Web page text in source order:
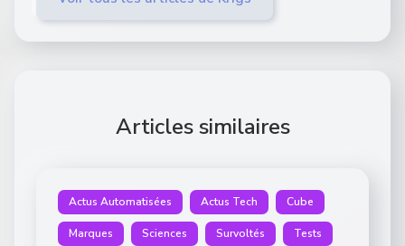
Articles similaires
Actus Automatisées Actus Tech Cube
Marques Sciences Survoltés Tests